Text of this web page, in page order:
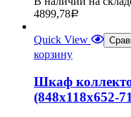
4899,78Р
Quick View
корзину
Шкаф
(848х118х652-